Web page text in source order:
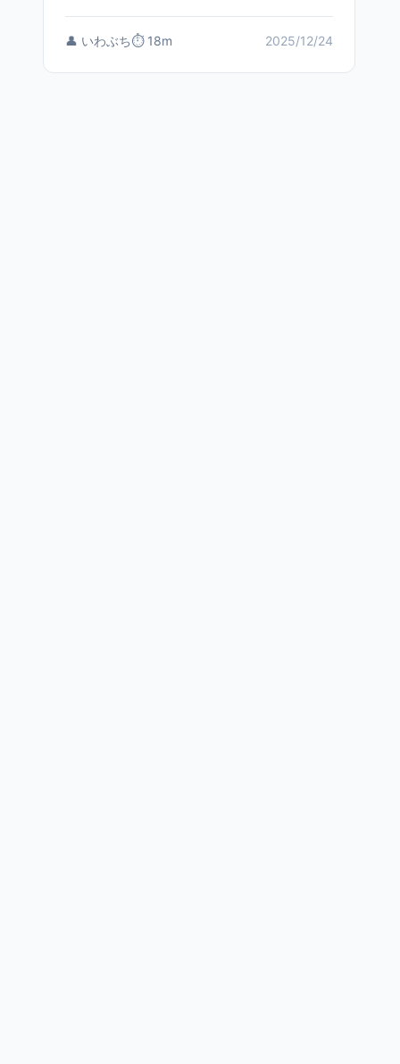
👤 いわぶち⏱️ 18m 2025/12/24